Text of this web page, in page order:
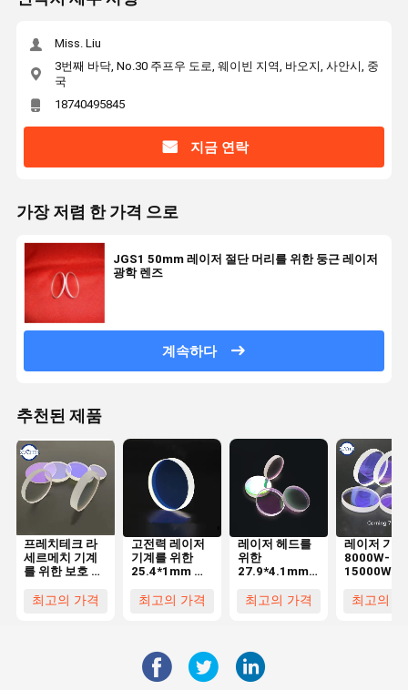
Miss. Liu
3번째 바닥, No.30 주프우 도로, 웨이빈 지역, 바오지, 사안시, 중
국
18740495845
지금 연락
가장 저렴 한 가격 으로
JGS1 50mm 레이저 절단 머리를 위한 둥근 레이저
광학 렌즈
계속하다
추천된 제품
프레치테크 라
세르메치 기계
를 위한 보호 창
kw 섬유 광학렌
최고의 가격
고전력 레이저
기계를 위한
25.4*1mm 레
7980 석영
최고의 가격
레이저 헤드를
위한
27.9*4.1mm
즈 1064nmAR
최고의 가격
레이저 기계
8000W-
15000W를
최고의